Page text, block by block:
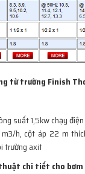
từ trường Finish
suất 1,5kw chạy
h, cột áp 22 m
trường axit
chi tiết cho bơm